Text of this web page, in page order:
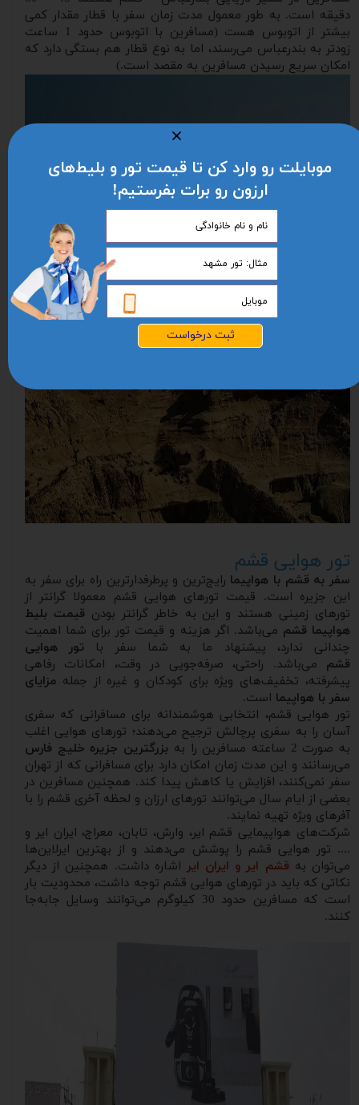
دقیقه است. به طور معمول مدت زمان سفر با قطار مقدار کمی
بیشتر از اتوبوس هست (مسافرین با اتوبوس حدود 1 ساعت
زودتر به بندرعباس می‌رسند، اما به نوع قطار هم بستگی دارد که
امکان سریع رسیدن مسافرین به مقصد است.)
تور هوایی قشم
سفر به قشم با هواپیما رایج‌ترین و پرطرفدارترین راه برای سفر به
این جزیره است. قیمت تورهای هوایی قشم معمولا گرانتر از
تورهای زمینی هستند و این به خاطر گرانتر بودن قیمت بلیط
هواپیما قشم می‌باشد. اگر هزینه و قیمت تور برای شما اهمیت
چندانی ندارد، پیشنهاد ما به شما سفر با تور هوایی
قشم می‌باشد. راحتی، صرفه‌جویی در وقت، امکانات رفاهی
پیشرفته، تخفیف‌های ویژه برای کودکان و غیره از جمله مزایای
سفر با هواپیما است.
تور هوایی قشم، انتخابی هوشمندانه برای مسافرانی که سفری
آسان را به سفری پرچالش ترجیح می‌دهند؛ تورهای هوایی اغلب
به صورت 2 ساعته مسافرین را به
بزرگترین جزیره خلیج فارس
می‌رسانند و این مدت زمان امکان دارد برای مسافرانی که از تهران
سفر نمی‌کنند، افزایش یا کاهش پیدا کند. همچنین مسافرین در
بعضی از ایام سال می‌توانند تورهای ارزان و لحظه آخری قشم را با
آفرهای ویژه تهیه نمایند.
شرکت‌های هواپیمایی قشم ایر، وارش، تابان، معراج، ایران ایر و
.... تور هوایی قشم را پوشش می‌دهند و از بهترین ایرلاین‌ها
می‌توان به قشم ایر و ایران ایر اشاره داشت. همچنین از دیگر
نکاتی که باید در تورهای هوایی قشم توجه داشت، محدودیت بار
است که مسافرین حدود 30 کیلوگرم می‌توانند وسایل جابه‌جا
کنند.
ثبت درخواست
موبایلت رو وارد کن تا قیمت تور و بلیط‌های
ارزون رو برات بفرستیم!